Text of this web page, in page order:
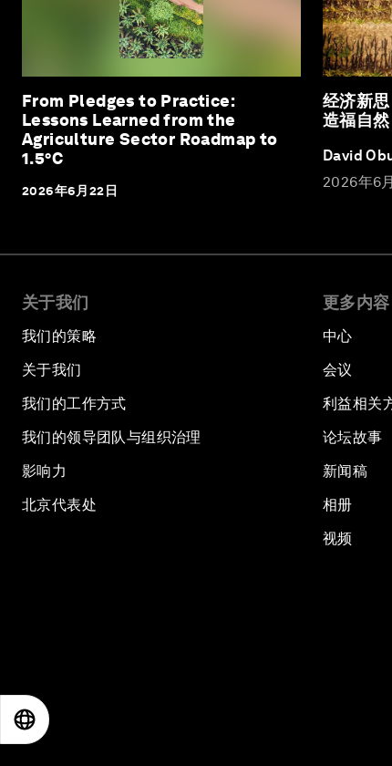
From Pledges to Practice:
Lessons Learned from the
Agriculture Sector Roadmap to
1.5°C
2026年6月22日
经济新
造福自然
David
2026年6
关于我们
我们的策略
关于我们
我们的工作方式
我们的领导团队与组织治理
影响力
北京代表处
更多内容
中心
会议
利益相关
论坛故事
新闻稿
相册
视频